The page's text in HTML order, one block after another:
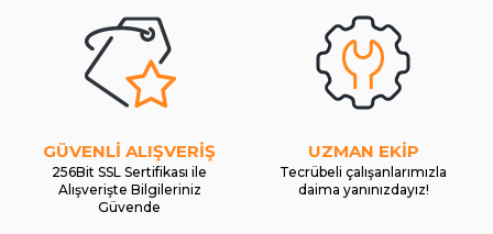
GÜVENLİ ALIŞVERİŞ
256Bit SSL Sertifikası ile
Alışverişte Bilgileriniz
Güvende
UZMAN EKİP
Tecrübeli çalışanlarımızla
daima yanınızdayız!